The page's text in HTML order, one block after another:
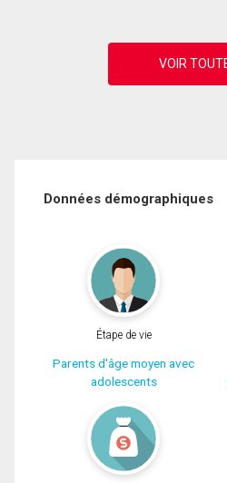
Données démographiques
Étape de vie
Parents d'âge moyen avec
adolescents